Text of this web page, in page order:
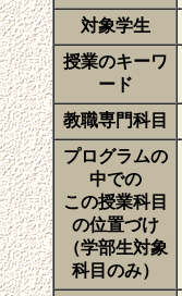
対象学生
授業のキーワ
ード
教職専門科目
プログラムの
中での
この授業科目
の位置づけ
（学部生対象
科目のみ）